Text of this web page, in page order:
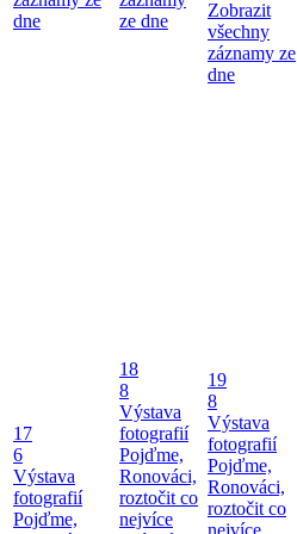
dne
ze dne
Zobrazit
všechny
záznamy ze
dne
17
6
Výstava
fotografií
Pojďme,
18
8
Výstava
fotografií
Pojďme,
Ronováci,
roztočit co
nejvíce
19
8
Výstava
fotografií
Pojďme,
Ronováci,
roztočit co
nejvíce